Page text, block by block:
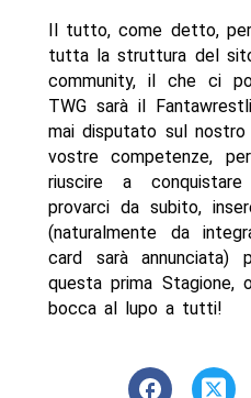
Il tutto, come detto,
tutta la struttura del
community, il che ci
TWG sarà il
mai disputato sul
vostre competenze,
riuscire a
provarci da subito,
(naturalmente da
card sarà
questa prima Stagione,
bocca al lupo a tutti!